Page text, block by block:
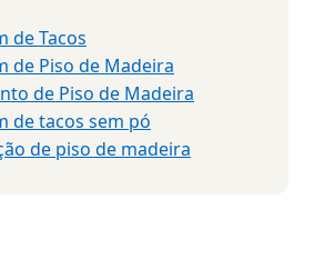
de Tacos
de Piso de Madeira
de Piso de Madeira
de tacos sem pó
de piso de madeira